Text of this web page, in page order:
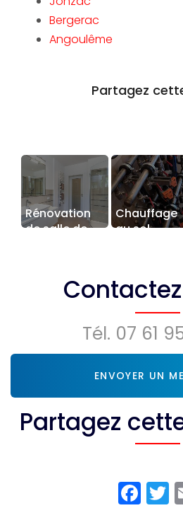
Bergerac
Angoulême
Rénovation
de salle de
Chauffage
au sol
Tél. 07 61
ENVOYER UN
Partagez